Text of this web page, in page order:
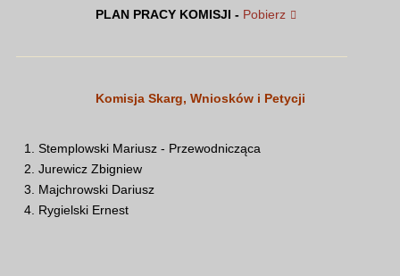
PLAN PRACY KOMISJI - Pobierz
Komisja Skarg, Wniosków i Petycji
Stemplowski Mariusz - Przewodnicząca
Jurewicz Zbigniew
Majchrowski Dariusz
Rygielski Ernest